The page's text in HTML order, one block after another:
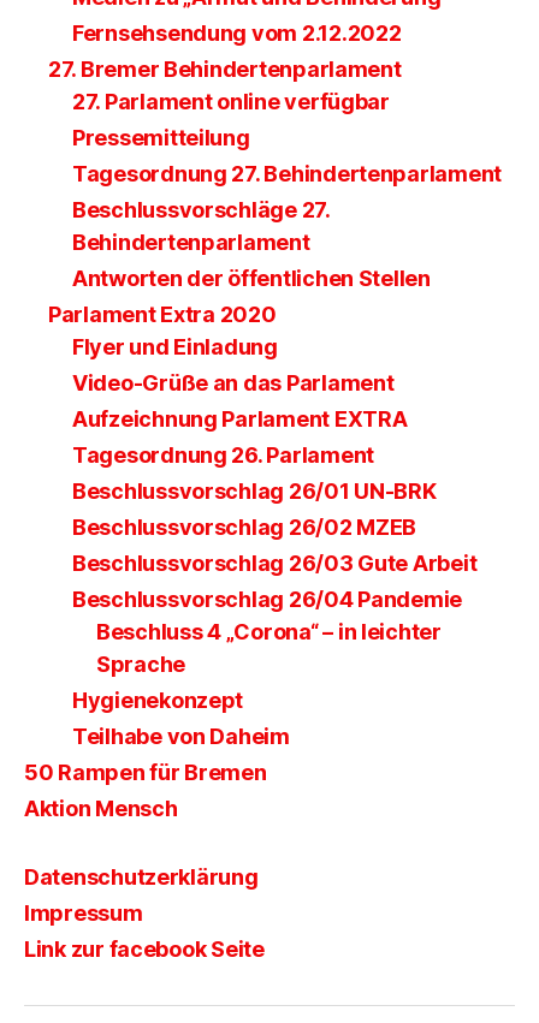
Fernsehsendung vom 2.12.2022
27. Bremer Behindertenparlament
27. Parlament online verfügbar
Pressemitteilung
Tagesordnung 27. Behindertenparlament
Beschlussvorschläge 27.
Behindertenparlament
Antworten der öffentlichen Stellen
Parlament Extra 2020
Flyer und Einladung
Video-Grüße an das Parlament
Aufzeichnung Parlament EXTRA
Tagesordnung 26. Parlament
Beschlussvorschlag 26/01 UN-BRK
Beschlussvorschlag 26/02 MZEB
Beschlussvorschlag 26/03 Gute Arbeit
Beschlussvorschlag 26/04 Pandemie
Beschluss 4 „Corona“ – in leichter
Sprache
Hygienekonzept
Teilhabe von Daheim
50 Rampen für Bremen
Aktion Mensch
Datenschutzerklärung
Impressum
Link zur facebook Seite